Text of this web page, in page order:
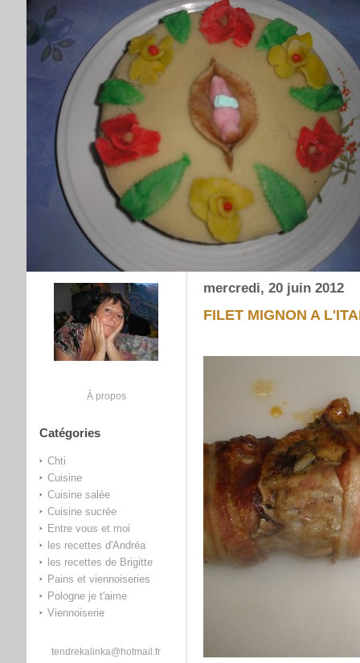
À propos
Catégories
Chti
Cuisine
Cuisine salée
Cuisine sucrée
Entre vous et moi
les recettes d'Andréa
les recettes de Brigitte
Pains et viennoiseries
Pologne je t'aime
Viennoiserie
tendrekalinka@hotmail.fr
mercredi, 20 juin 2012
FILET MIGNON A